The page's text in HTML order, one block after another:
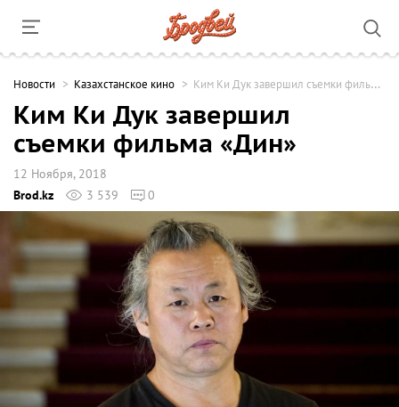
Новости Казахстанское кино Ким Ки Дук завершил съемки фильма «Дин»
Ким Ки Дук завершил
съемки фильма «Дин»
12 Ноября, 2018
Brod.kz
3 539 0